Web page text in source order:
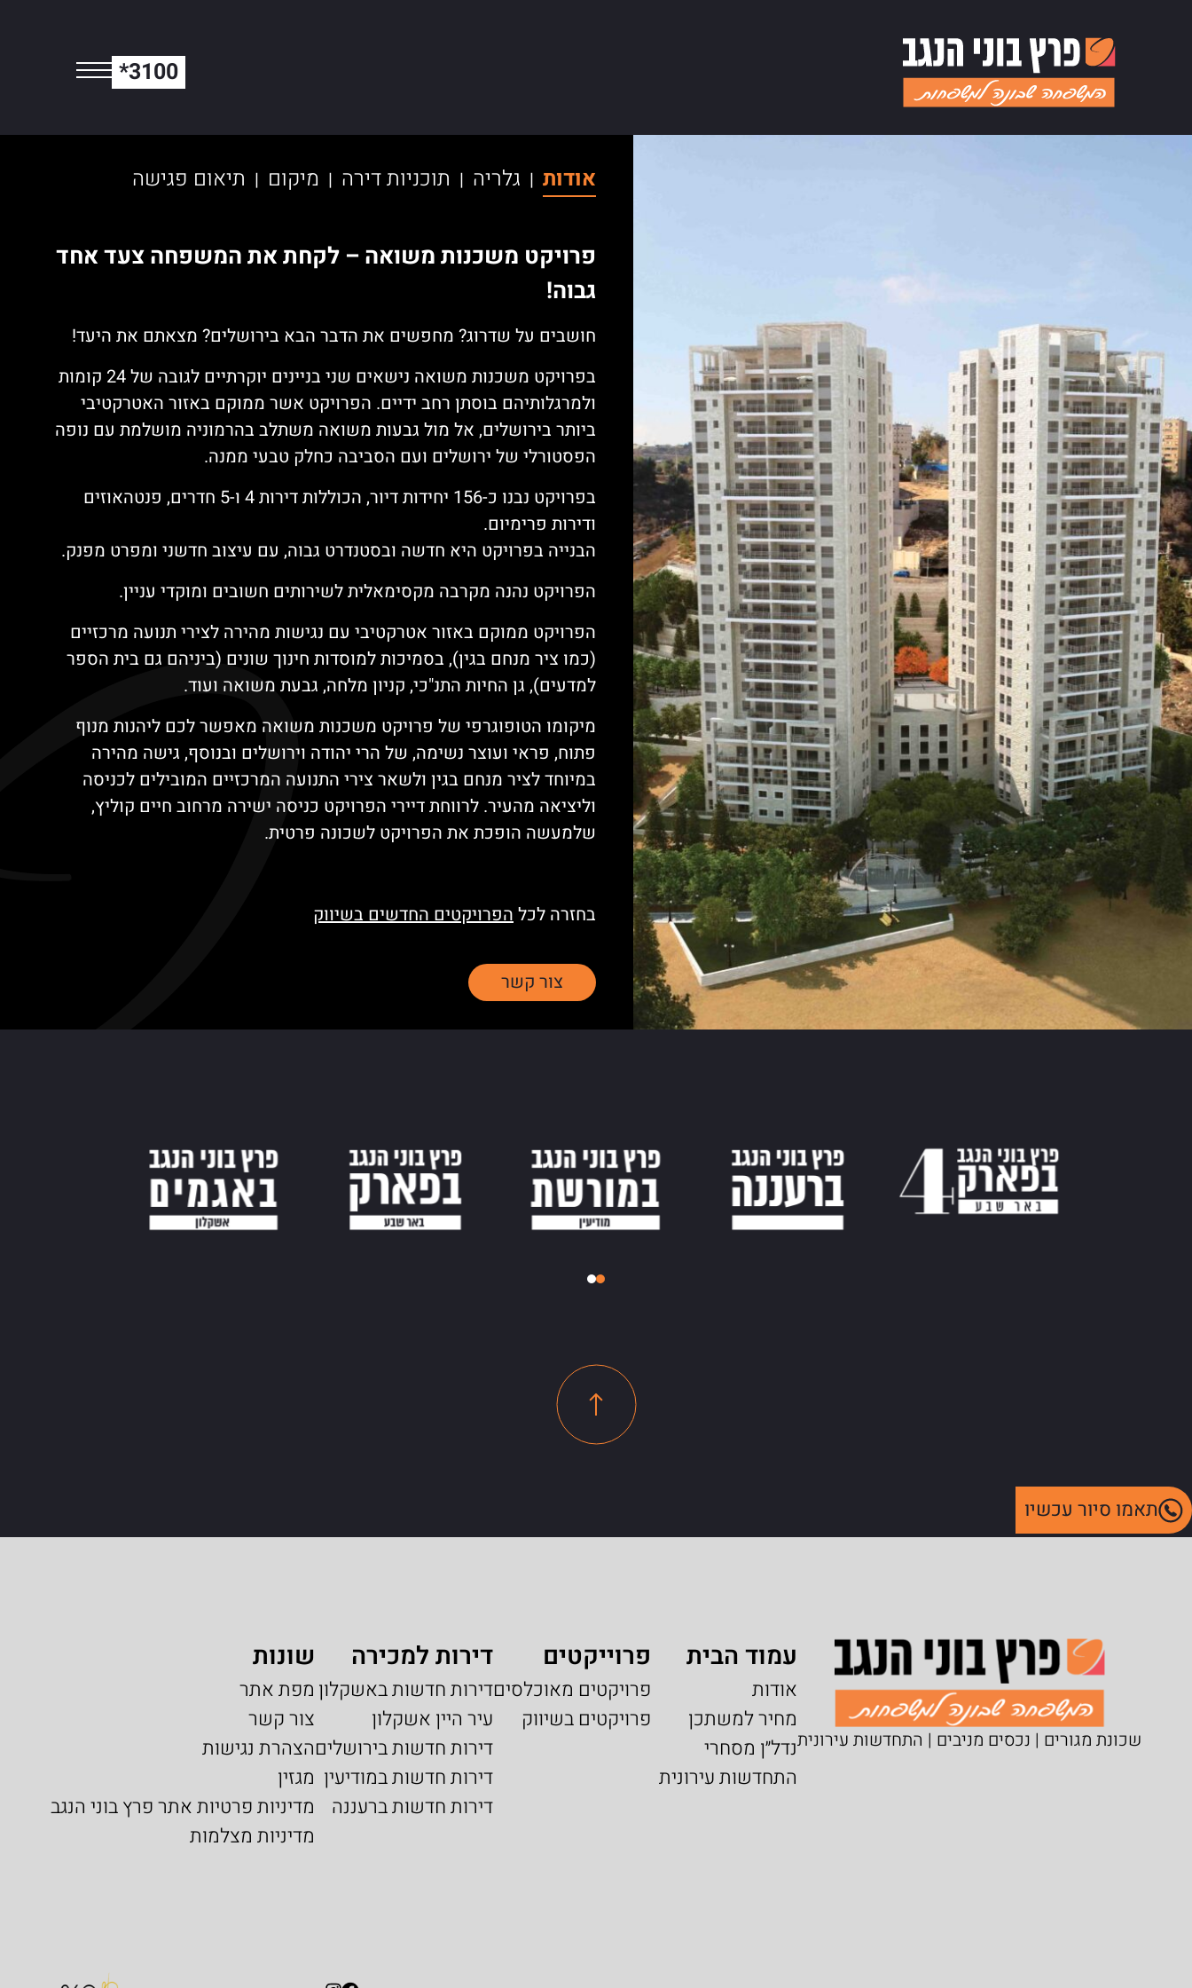
*3100
אודות | גלריה | תוכניות דירה | מיקום | תיאום פגישה
פרויקט משכנות משואה – לקחת את המשפחה צעד אחד
גבוה!
חושבים על שדרוג? מחפשים את הדבר הבא בירושלים? מצאתם את היעד!
בפרויקט משכנות משואה נישאים שני בניינים יוקרתיים לגובה של 24 קומות
ולמרגלותיהם בוסתן רחב ידיים. הפרויקט אשר ממוקם באזור האטרקטיבי
ביותר בירושלים, אל מול גבעות משואה משתלב בהרמוניה מושלמת עם נופה
הפסטורלי של ירושלים ועם הסביבה כחלק טבעי ממנה.
בפרויקט נבנו כ-156 יחידות דיור, הכוללות דירות 4 ו-5 חדרים, פנטהאוזים
ודירות פרימיום.
הבנייה בפרויקט היא חדשה ובסטנדרט גבוה, עם עיצוב חדשני ומפרט מפנק.
הפרויקט נהנה מקרבה מקסימאלית לשירותים חשובים ומוקדי עניין.
הפרויקט ממוקם באזור אטרקטיבי עם נגישות מהירה לצירי תנועה מרכזיים
(כמו ציר מנחם בגין), בסמיכות למוסדות חינוך שונים (ביניהם גם בית הספר
למדעים), גן החיות התנ"כי, קניון מלחה, גבעת משואה ועוד.
מיקומו הטופוגרפי של פרויקט משכנות משואה מאפשר לכם ליהנות מנוף
פתוח, פראי ועוצר נשימה, של הרי יהודה וירושלים ובנוסף, גישה מהירה
במיוחד לציר מנחם בגין ולשאר צירי התנועה המרכזיים המובילים לכניסה
וליציאה מהעיר. לרווחת דיירי הפרויקט כניסה ישירה מרחוב חיים קוליץ,
שלמעשה הופכת את הפרויקט לשכונה פרטית.
בחזרה לכלהפרויקטים החדשים בשיווק
צור קשר
שכונת מגורים | נכסים מניבים | התחדשות עירונית
עמוד הבית
אודות
מחיר למשתכן
נדל״ן מסחרי
התחדשות עירונית
פרוייקטים
פרויקטים מאוכלסים
פרויקטים בשיווק
דירות למכירה
דירות חדשות באשקלון
עיר היין אשקלון
דירות חדשות בירושלים
דירות חדשות במודיעין
דירות חדשות ברעננה
שונות
מפת אתר
צור קשר
הצהרת נגישות
מגזין
מדיניות פרטיות אתר פרץ בוני הנגב
מדיניות מצלמות
תאמו סיור עכשיו